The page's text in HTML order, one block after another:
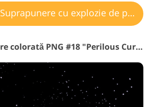
Suprapunere cu explozie de pulbere
Explozie de pulbere colorată PNG #18 "Perilous Currents"